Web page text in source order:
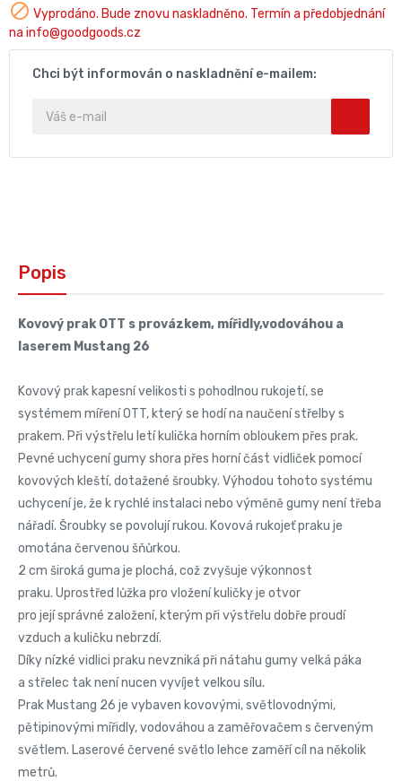
 Vyprodáno. Bude znovu naskladněno. Termín a předobjednání
na info@goodgoods.cz
Chci být informován o naskladnění e-mailem:
Popis
Kovový prak OTT s provázkem, mířidly,vodováhou a
laserem Mustang 26
Kovový prak kapesní velikosti s pohodlnou rukojetí, se
systémem míření OTT, který se hodí na naučení střelby s
prakem. Při výstřelu letí kulička horním obloukem přes prak.
Pevné uchycení gumy shora přes horní část vidliček pomocí
kovových kleští, dotažené šroubky. Výhodou tohoto systému
uchycení je, že k rychlé instalaci nebo výměně gumy není třeba
nářadí. Šroubky se povolují rukou. Kovová rukojeť praku je
omotána červenou šňůrkou.
2 cm široká guma je plochá, což zvyšuje výkonnost
praku. Uprostřed lůžka pro vložení kuličky je otvor
pro její správné založení, kterým při výstřelu dobře proudí
vzduch a kuličku nebrzdí.
Díky nízké vidlici praku nevzniká při nátahu gumy velká páka
a střelec tak není nucen vyvíjet velkou sílu.
Prak Mustang 26 je vybaven kovovými, světlovodnými,
pětipinovými mířidly, vodováhou a zaměřovačem s červeným
světlem. Laserové červené světlo lehce zaměří cíl na několik
metrů.